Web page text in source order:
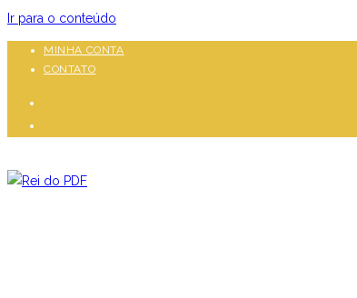
Ir para o conteúdo
MINHA CONTA
CONTATO